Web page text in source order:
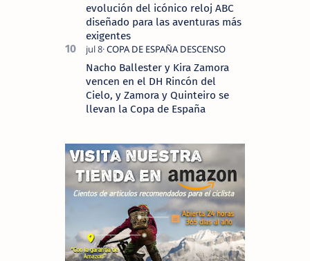
evolución del icónico reloj ABC
diseñado para las aventuras más
exigentes
Nacho Ballester y Kira Zamora
vencen en el DH Rincón del
Cielo, y Zamora y Quinteiro se
llevan la Copa de España